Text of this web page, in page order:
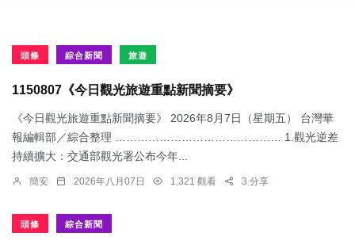
頭條 綜合新聞 旅遊
1150807《今日觀光旅遊重點新聞摘要》
《今日觀光旅遊重點新聞摘要》 2026年8月7日（星期五） 台灣華
報編輯部／綜合整理 ……………………………………… 1.觀光逆差
持續擴大：交通部觀光署公布今年...
簡安 2026年八月07日 1,321 觀看 3 分享
頭條 綜合新聞